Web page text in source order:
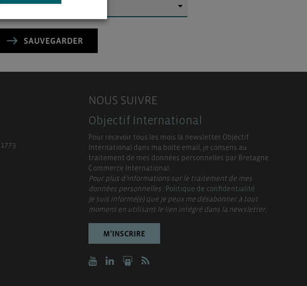
SAUVEGARDER
NOUS SUIVRE
Objectif International
Pour recevoir tous les mois la newsletter Objectif
International dans ma boite email, je consens au
traitement de mes données personnelles par Bretagne
Commerce International.
Pour plus d’informations sur le traitement de mes
données personnelles :Politique de confidentialité
Je suis informé(e) que je peux me désabonner à tout
moment en utilisant le lien intégré dans la newsletter.
M’INSCRIRE